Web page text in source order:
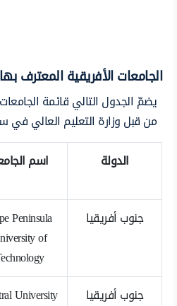
الجامعات الأفريقية المعترف بها
يضمّ الجدول التالي قائمة
من قبل وزارة التعليم العالي في
الدولة
اسم
جنوب أفريقيا
Peninsula
of
جنوب أفريقيا
University